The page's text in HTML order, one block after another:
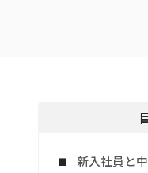
新入社員と